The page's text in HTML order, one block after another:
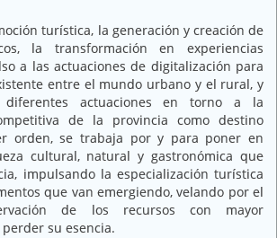
turística, la generación y creación de
la transformación en experiencias
a las actuaciones de digitalización para
entre el mundo urbano y el rural, y
actuaciones en torno a la
de la provincia como destino
orden, se trabaja por y para poner en
cultural, natural y gastronómica que
impulsando la especialización turística
que van emergiendo, velando por el
de los recursos con mayor
su esencia.